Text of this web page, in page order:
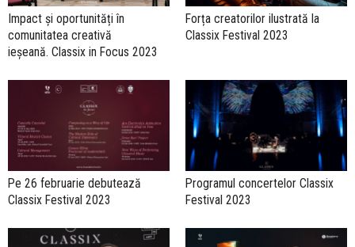
Impact și oportunități în
comunitatea creativă
ieșeană. Classix in Focus 2023
Forța creatorilor ilustrată la
Classix Festival 2023
Pe 26 februarie debutează
Classix Festival 2023
Programul concertelor Classix
Festival 2023